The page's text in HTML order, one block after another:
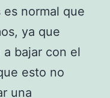
normal que
ya que
bajar con el
esto no
una